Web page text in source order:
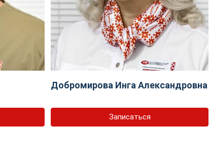
Добромирова Инга Александровна
Записаться